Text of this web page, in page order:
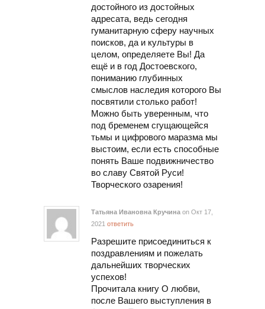
достойного из достойных
адресата, ведь сегодня
гуманитарную сферу научных
поисков, да и культуры в
целом, определяете Вы! Да
ещё и в год Достоевского,
пониманию глубинных
смыслов наследия которого Вы
посвятили столько работ!
Можно быть уверенным, что
под бременем сгущающейся
тьмы и цифрового маразма мы
выстоим, если есть способные
понять Ваше подвижничество
во славу Святой Руси!
Творческого озарения!
Татьяна Ивановна Кручина on Окт 17,
2021 ответить
Разрешите присоединиться к
поздравлениям и пожелать
дальнейших творческих
успехов!
Прочитала книгу О любви,
после Вашего выступления в